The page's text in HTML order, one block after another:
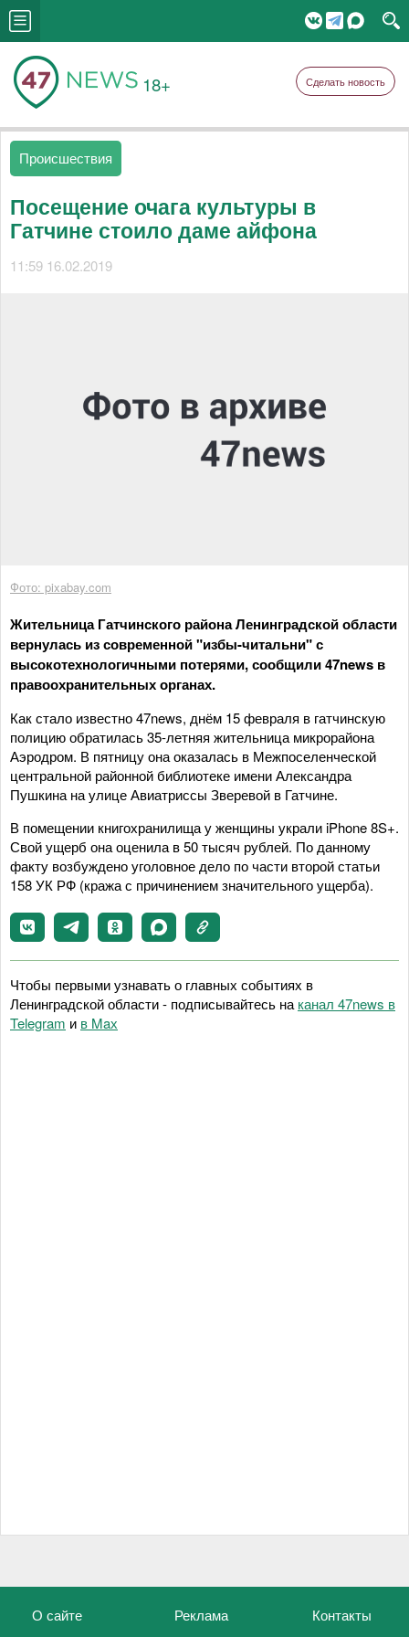
18+ Сделать новость
Происшествия
Посещение очага культуры в
Гатчине стоило даме айфона
11:59 16.02.2019
Фото: pixabay.com
Жительница Гатчинского района Ленинградской области
вернулась из современной "избы-читальни" с
высокотехнологичными потерями, сообщили 47news в
правоохранительных органах.
Как стало известно 47news, днём 15 февраля в гатчинскую
полицию обратилась 35-летняя жительница микрорайона
Аэродром. В пятницу она оказалась в Межпоселенческой
центральной районной библиотеке имени Александра
Пушкина на улице Авиатриссы Зверевой в Гатчине.
В помещении книгохранилища у женщины украли iPhone 8S+.
Свой ущерб она оценила в 50 тысяч рублей. По данному
факту возбуждено уголовное дело по части второй статьи
158 УК РФ (кража с причинением значительного ущерба).
Чтобы первыми узнавать о главных событиях в
Ленинградской области - подписывайтесь на канал 47news в
Telegram и в Maх
О сайте Реклама Контакты